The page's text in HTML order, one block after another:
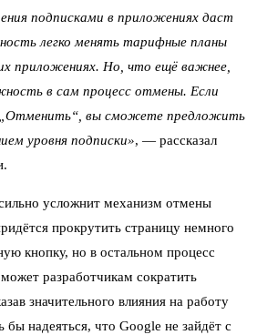
подписками в приложениях даст
легко менять тарифные планы
приложениях. Но, что ещё важнее,
в сам процесс отмены. Если
вы сможете предложить
уровня подписки», — рассказал
усложнит механизм отмены
прокрутить страницу немного
кнопку, но в остальном процесс
разработчикам сократить
значительного влияния на работу
бы надеяться, что Google не зайдёт с